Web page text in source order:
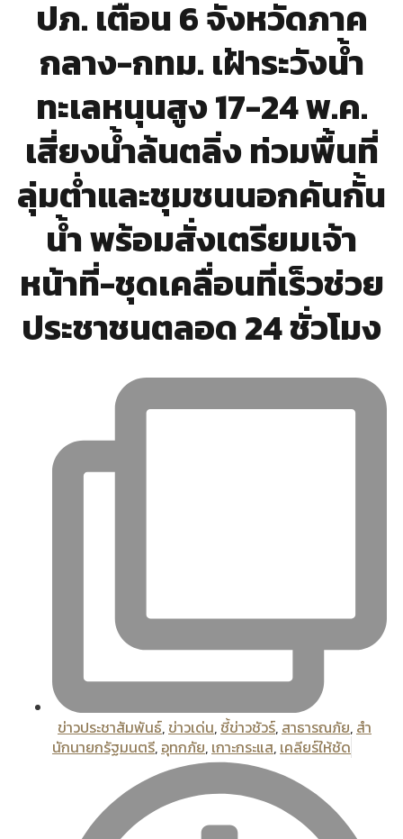
ปภ. เตือน 6 จังหวัดภาค
กลาง-กทม. เฝ้าระวังน้ำ
ทะเลหนุนสูง 17-24 พ.ค.
เสี่ยงน้ำล้นตลิ่ง ท่วมพื้นที่
ลุ่มต่ำและชุมชนนอกคันกั้น
น้ำ พร้อมสั่งเตรียมเจ้า
หน้าที่-ชุดเคลื่อนที่เร็วช่วย
ประชาชนตลอด 24 ชั่วโมง
ข่าวประชาสัมพันธ์, ข่าวเด่น, ชี้ข่าวชัวร์, สาธารณภัย, สํา
นักนายกรัฐมนตรี, อุทกภัย, เกาะกระแส, เคลียร์ให้ชัด